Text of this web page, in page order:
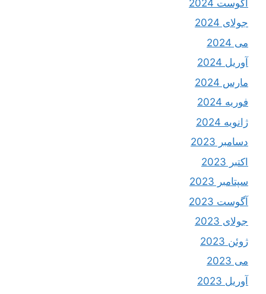
آگوست 2024
جولای 2024
می 2024
آوریل 2024
مارس 2024
فوریه 2024
ژانویه 2024
دسامبر 2023
اکتبر 2023
سپتامبر 2023
آگوست 2023
جولای 2023
ژوئن 2023
می 2023
آوریل 2023